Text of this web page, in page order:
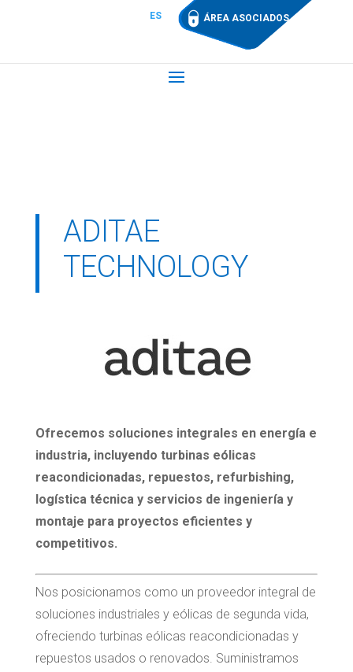
ES ÁREA ASOCIADOS
ADITAE
TECHNOLOGY
Ofrecemos soluciones integrales en energía e
industria, incluyendo turbinas eólicas
reacondicionadas, repuestos, refurbishing,
logística técnica y servicios de ingeniería y
montaje para proyectos eficientes y
competitivos.
Nos posicionamos como un proveedor integral de
soluciones industriales y eólicas de segunda vida,
ofreciendo turbinas eólicas reacondicionadas y
repuestos usados o renovados. Suministramos